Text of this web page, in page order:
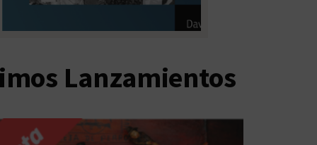
Lanzamientos